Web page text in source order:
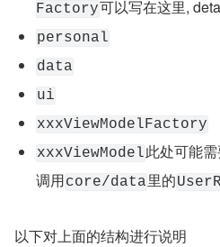
Factory可以写在这里,
personal
data
ui
xxxViewModelFactory
xxxViewModel此处可能
调用core/data里的
以下对上面的结构进行说明